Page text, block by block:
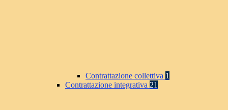
Contrattazione collettiva 1
Contrattazione integrativa 21